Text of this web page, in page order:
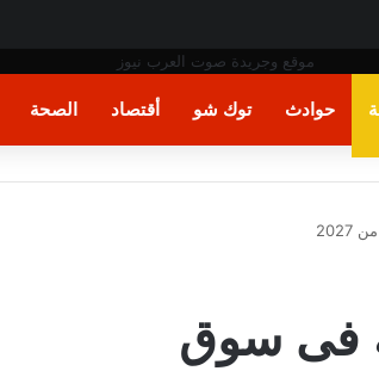
حوادث توك شو أقتصاد الصحة
فى سوق